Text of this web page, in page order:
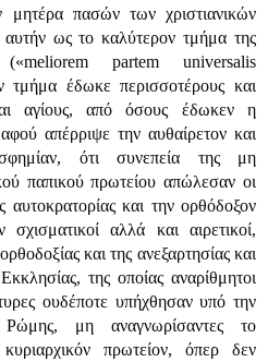
μητέρα πασών των χριστιανικών
ως το καλύτερον τμήμα της
(«meliorem partem universalis
τμήμα έδωκε περισσοτέρους και
αγίους, από όσους έδωκεν η
απέρριψε την αυθαίρετον και
ότι συνεπεία της μη
παπικού πρωτείου απώλεσαν οι
αυτοκρατορίας και την ορθόδοξον
αλλά και αιρετικοί,
και της ανεξαρτησίας και
της οποίας αναρίθμητοι
ουδέποτε υπήχθησαν υπό την
μη αναγνωρίσαντες το
πρωτείον, όπερ δεν